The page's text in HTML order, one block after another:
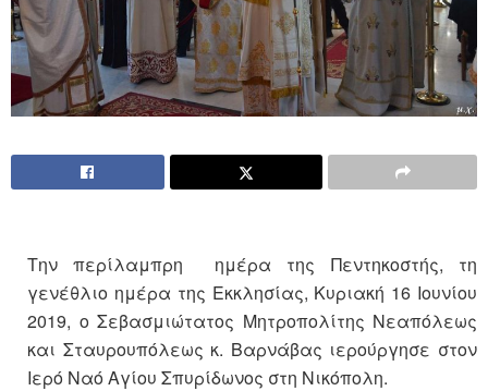
Την περίλαμπρη ημέρα της Πεντηκοστής, τη
γενέθλιο ημέρα της Εκκλησίας, Κυριακή 16 Ιουνίου
2019, ο Σεβασμιώτατος Μητροπολίτης Νεαπόλεως
και Σταυρουπόλεως κ. Βαρνάβας ιερούργησε στον
Ιερό Ναό Αγίου Σπυρίδωνος στη Νικόπολη.